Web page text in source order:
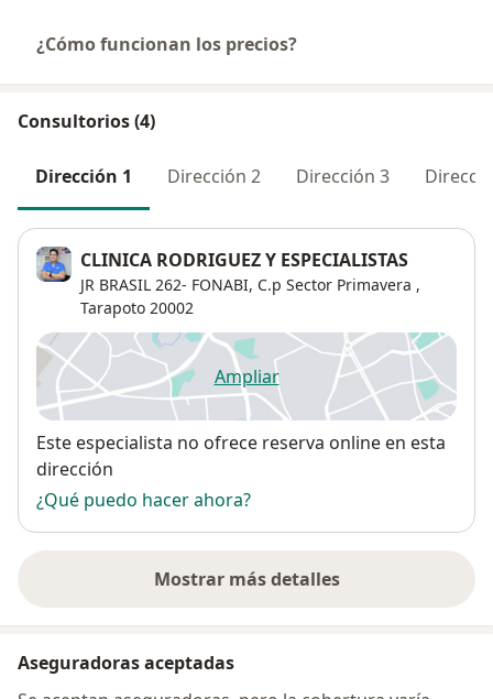
¿Cómo funcionan los precios?
Consultorios (4)
Dirección 1 Dirección 2 Dirección 3
CLINICA RODRIGUEZ Y ESPECIALISTAS
JR BRASIL 262- FONABI, C.p Sector Primavera ,
Tarapoto 20002
Ampliarse abre en una nueva
Disponibilidad
Este especialista no ofrece reserva online en esta
dirección
¿Qué puedo hacer ahora?
Mostrar más detalles
sobre la dirección
Aseguradoras aceptadas